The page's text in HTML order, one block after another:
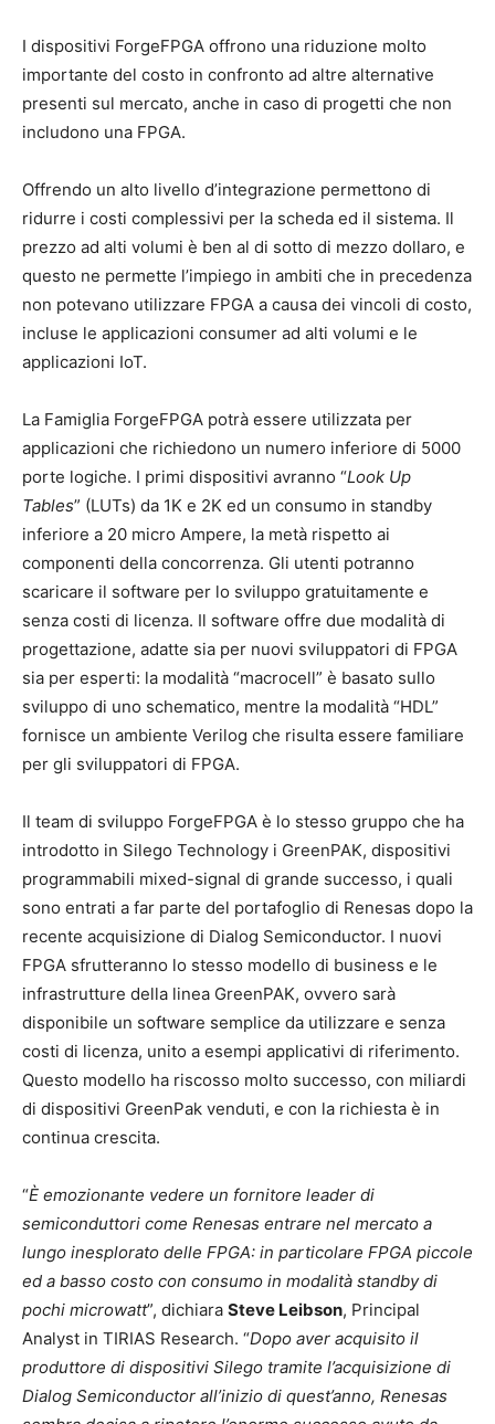
I dispositivi ForgeFPGA offrono una riduzione molto
importante del costo in confronto ad altre alternative
presenti sul mercato, anche in caso di progetti che non
includono una FPGA.
Offrendo un alto livello d’integrazione permettono di
ridurre i costi complessivi per la scheda ed il sistema. Il
prezzo ad alti volumi è ben al di sotto di mezzo dollaro, e
questo ne permette l’impiego in ambiti che in precedenza
non potevano utilizzare FPGA a causa dei vincoli di costo,
incluse le applicazioni consumer ad alti volumi e le
applicazioni IoT.
La Famiglia ForgeFPGA potrà essere utilizzata per
applicazioni che richiedono un numero inferiore di 5000
porte logiche. I primi dispositivi avranno “Look Up
Tables” (LUTs) da 1K e 2K ed un consumo in standby
inferiore a 20 micro Ampere, la metà rispetto ai
componenti della concorrenza. Gli utenti potranno
scaricare il software per lo sviluppo gratuitamente e
senza costi di licenza. Il software offre due modalità di
progettazione, adatte sia per nuovi sviluppatori di FPGA
sia per esperti: la modalità “macrocell” è basato sullo
sviluppo di uno schematico, mentre la modalità “HDL”
fornisce un ambiente Verilog che risulta essere familiare
per gli sviluppatori di FPGA.
Il team di sviluppo ForgeFPGA è lo stesso gruppo che ha
introdotto in Silego Technology i GreenPAK, dispositivi
programmabili mixed-signal di grande successo, i quali
sono entrati a far parte del portafoglio di Renesas dopo la
recente acquisizione di Dialog Semiconductor. I nuovi
FPGA sfrutteranno lo stesso modello di business e le
infrastrutture della linea GreenPAK, ovvero sarà
disponibile un software semplice da utilizzare e senza
costi di licenza, unito a esempi applicativi di riferimento.
Questo modello ha riscosso molto successo, con miliardi
di dispositivi GreenPak venduti, e con la richiesta è in
continua crescita.
“È emozionante vedere un fornitore leader di
semiconduttori come Renesas entrare nel mercato a
lungo inesplorato delle FPGA: in particolare FPGA piccole
ed a basso costo con consumo in modalità standby di
pochi microwatt”, dichiara Steve Leibson, Principal
Analyst in TIRIAS Research. “Dopo aver acquisito il
produttore di dispositivi Silego tramite l’acquisizione di
Dialog Semiconductor all’inizio di quest’anno, Renesas